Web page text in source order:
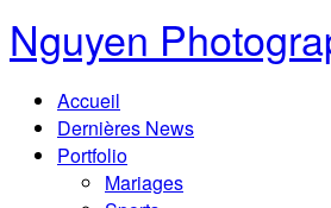
Nguyen
Accueil
Dernières News
Portfolio
Mariages